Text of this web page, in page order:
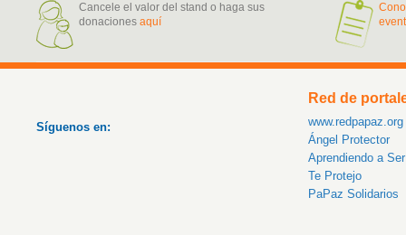
Cancele el valor del stand o haga sus
donaciones aquí
Síguenos en:
Red de
www.redpapaz.org
Ángel Protector
Aprendiendo a
Te Protejo
PaPaz Solidarios